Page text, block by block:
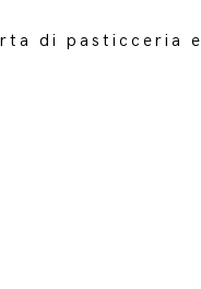
di pasticceria e